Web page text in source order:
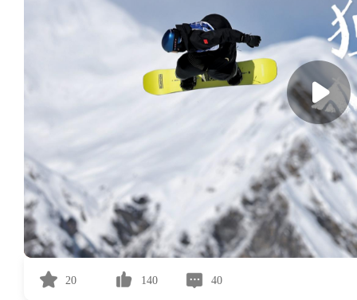
20 140 40